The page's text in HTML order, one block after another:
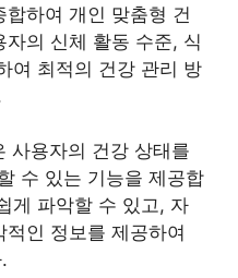
하여 개인 맞춤형 건
의 신체 활동 수준, 식
여 최적의 건강 관리 방
사용자의 건강 상태를
수 있는 기능을 제공합
게 파악할 수 있고, 자
인 정보를 제공하여